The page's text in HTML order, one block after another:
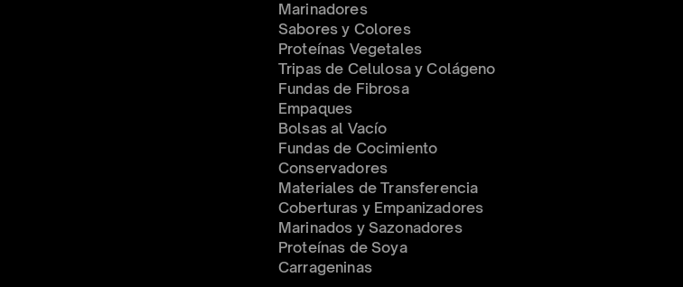
Marinadores
Sabores y Colores
Proteínas Vegetales
Tripas de Celulosa y Colágeno
Fundas de Fibrosa
Empaques
Bolsas al Vacío
Fundas de Cocimiento
Conservadores
Materiales de Transferencia
Coberturas y Empanizadores
Marinados y Sazonadores
Proteínas de Soya
Carrageninas